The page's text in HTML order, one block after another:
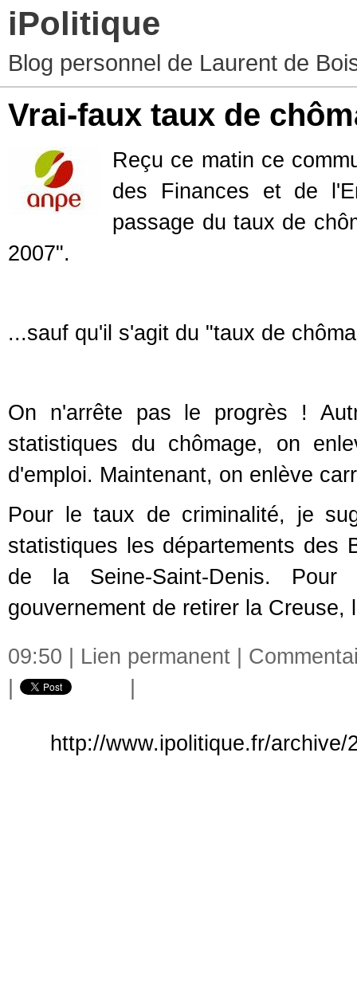
iPolitique
Blog personnel de Laurent de
Vrai-faux taux de
Reçu ce matin ce
des Finances et de
passage du taux de
2007".
...sauf qu'il s'agit du "taux de
On n'arrête pas le progrès !
statistiques du chômage, on
d'emploi. Maintenant, on enlève
Pour le taux de criminalité, je
statistiques les départements des
de la Seine-Saint-Denis.
gouvernement de retirer la
09:50 | Lien permanent
http://www.ipolitique.fr/